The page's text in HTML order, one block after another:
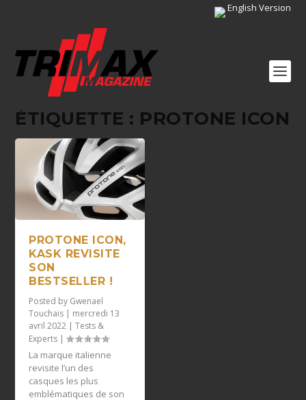
English Version
ÉTIQUETTE : PROTONE ICON
PROTONE ICON,
KASK REVISITE
SON
BESTSELLER !
Posted by Gwenael
Touchais | mercredi 13
avril 2022 |Tests &
Experts |
La marque italienne
revisite l’un des
casques les plus
emblématiques de son